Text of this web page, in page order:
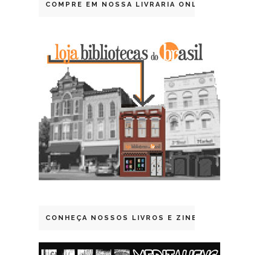
COMPRE EM NOSSA LIVRARIA ONLINE
CONHEÇA NOSSOS LIVROS E ZINES